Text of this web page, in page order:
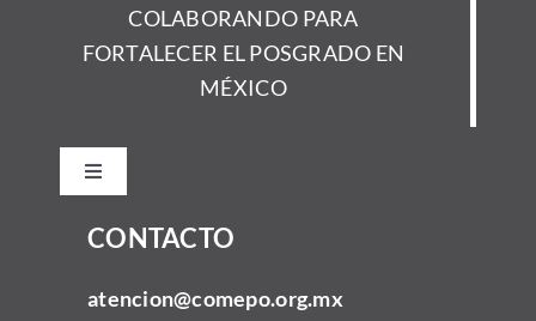
COLABORANDO PARA
FORTALECER EL POSGRADO EN
MÉXICO
Toggle
CONTACTO
atencion@comepo.org.mx